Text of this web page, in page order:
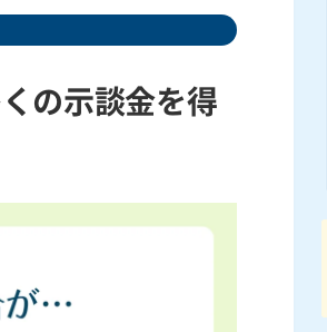
の示談金を得